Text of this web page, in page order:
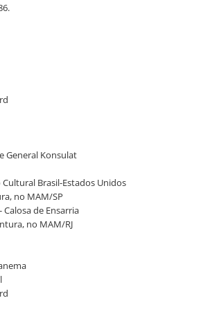
General Konsulat
Brasil-Estados Unidos
no MAM/SP
de Ensarria
no MAM/RJ